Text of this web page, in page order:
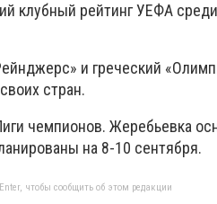
клубный рейтинг УЕФА
и греческий
стран.
чемпионов. Жеребьевка
на 8-10 сентября.
чтобы сообщить об этом редакции